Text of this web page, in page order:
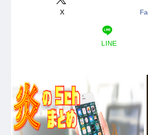
X
LINE